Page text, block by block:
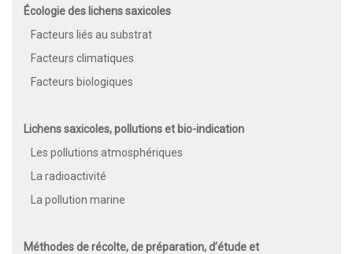
Écologie des lichens saxicoles
Facteurs liés au substrat
Facteurs climatiques
Facteurs biologiques
Lichens saxicoles, pollutions et bio-indication
Les pollutions atmosphériques
La radioactivité
La pollution marine
Méthodes de récolte, de préparation, d’étude et